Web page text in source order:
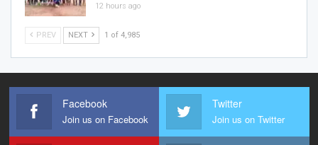
12 hours ago
PREV NEXT 1 of 4,985
Facebook
Join us on Facebook
Twitter
Join us on Twitter